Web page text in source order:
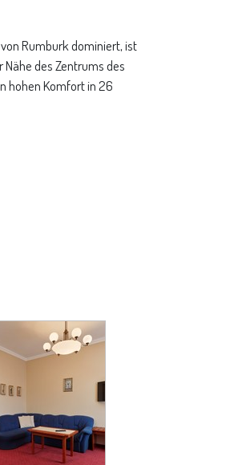
Rumburk dominiert, ist
des Zentrums des
hohen Komfort in 26